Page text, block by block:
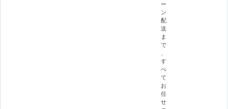
ー
ン
配
送
ま
で
、
す
べ
て
お
任
せ